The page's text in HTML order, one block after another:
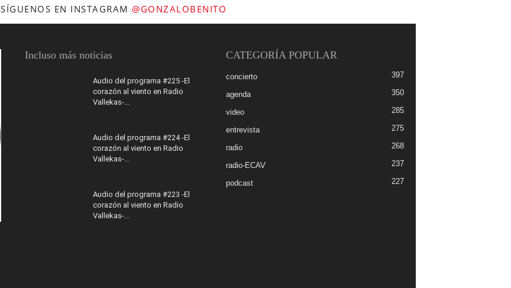
SÍGUENOS EN INSTAGRAM @GONZALOBENITO
Incluso más noticias
Audio del programa #225 -El
corazón al viento en Radio
Vallekas-...
Audio del programa #224 -El
corazón al viento en Radio
Vallekas-...
Audio del programa #223 -El
corazón al viento en Radio
Vallekas-...
CATEGORÍA POPULAR
concierto 397
agenda 350
video 285
entrevista 275
radio 268
radio-ECAV 237
podcast 227